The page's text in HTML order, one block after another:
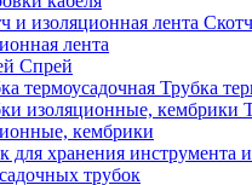
лента
Спрей
Трубка
кембрики